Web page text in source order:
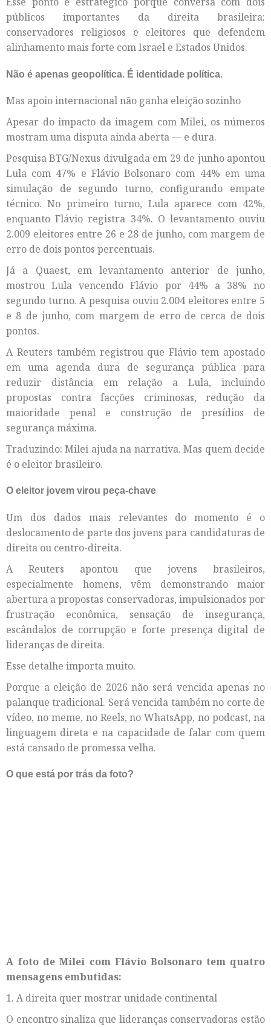
públicos importantes da direita brasileira:
conservadores religiosos e eleitores que defendem
alinhamento mais forte com Israel e Estados Unidos.
Não é apenas geopolítica. É identidade política.
Mas apoio internacional não ganha eleição sozinho
Apesar do impacto da imagem com Milei, os números
mostram uma disputa ainda aberta — e dura.
Pesquisa BTG/Nexus divulgada em 29 de junho apontou
Lula com 47% e Flávio Bolsonaro com 44% em uma
simulação de segundo turno, configurando empate
técnico. No primeiro turno, Lula aparece com 42%,
enquanto Flávio registra 34%. O levantamento ouviu
2.009 eleitores entre 26 e 28 de junho, com margem de
erro de dois pontos percentuais.
Já a Quaest, em levantamento anterior de junho,
mostrou Lula vencendo Flávio por 44% a 38% no
segundo turno. A pesquisa ouviu 2.004 eleitores entre 5
e 8 de junho, com margem de erro de cerca de dois
pontos.
A Reuters também registrou que Flávio tem apostado
em uma agenda dura de segurança pública para
reduzir distância em relação a Lula, incluindo
propostas contra facções criminosas, redução da
maioridade penal e construção de presídios de
segurança máxima.
Traduzindo: Milei ajuda na narrativa. Mas quem decide
é o eleitor brasileiro.
O eleitor jovem virou peça-chave
Um dos dados mais relevantes do momento é o
deslocamento de parte dos jovens para candidaturas de
direita ou centro-direita.
A Reuters apontou que jovens brasileiros,
especialmente homens, vêm demonstrando maior
abertura a propostas conservadoras, impulsionados por
frustração econômica, sensação de insegurança,
escândalos de corrupção e forte presença digital de
lideranças de direita.
Esse detalhe importa muito.
Porque a eleição de 2026 não será vencida apenas no
palanque tradicional. Será vencida também no corte de
vídeo, no meme, no Reels, no WhatsApp, no podcast, na
linguagem direta e na capacidade de falar com quem
está cansado de promessa velha.
O que está por trás da foto?
A foto de Milei com Flávio Bolsonaro tem quatro
mensagens embutidas:
1. A direita quer mostrar unidade continental
O encontro sinaliza que lideranças conservadoras estão